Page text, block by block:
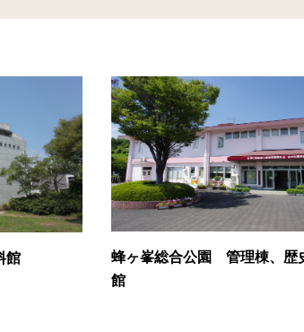
館
蜂ヶ峯総合公園 管理棟、歴
館